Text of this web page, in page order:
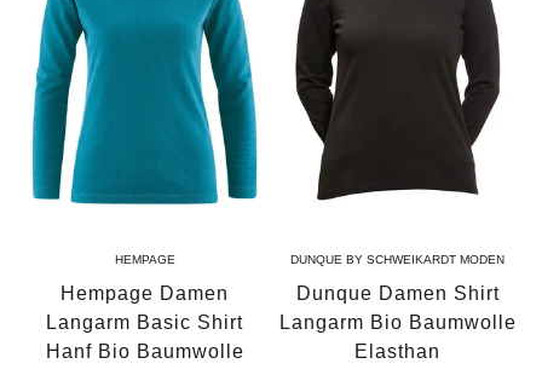
HEMPAGE
Hempage Damen
Langarm Basic Shirt
Hanf Bio Baumwolle
DUNQUE BY SCHWEIKARDT MODEN
Dunque Damen Shirt
Langarm Bio Baumwolle
Elasthan